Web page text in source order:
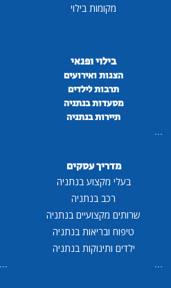
מקומות בילוי
בילוי ופנאי
הצגות ואירועים
תרבות לילדים
מסעדות בנתניה
תיירות בנתניה
...
מדריך עסקים
בעלי מקצוע בנתניה
רכב בנתניה
שרותים מקצועיים בנתניה
טיפוח ובריאות בנתניה
ילדים ותינוקות בנתניה
...
...